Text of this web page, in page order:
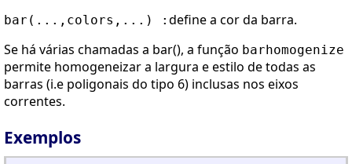
bar(...,colors,...) : define a cor da barra.
Se há várias chamadas a bar(), a função barhomogenize
permite homogeneizar a largura e estilo de todas as
barras (i.e poligonais do tipo 6) inclusas nos eixos
correntes.
Exemplos